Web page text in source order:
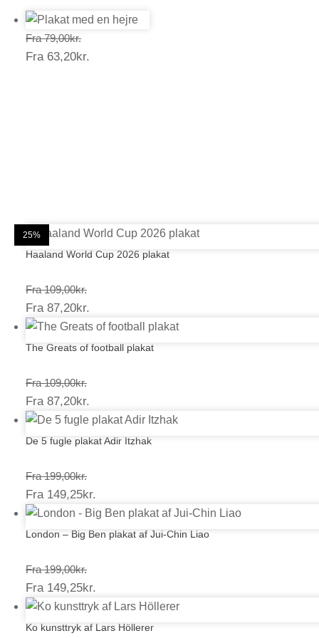
Fra 79,00kr.Prisinterval:
79,00kr.
Fra 63,20kr.
20%
Haaland World Cup 2026 plakat
Fra 109,00kr.Prisinterval:
109,00kr.
Fra 87,20kr.
87,20kr.
20%
The Greats of football plakat
Fra 109,00kr.Prisinterval:
109,00kr.
Fra 87,20kr.
87,20kr.
25%
De 5 fugle plakat Adir Itzhak
Fra 199,00kr.Prisinterval:
199,00kr.
Fra 149,25kr.
149,25kr.
25%
London – Big Ben plakat af Jui-Chin Liao
Fra 199,00kr.Prisinterval:
199,00kr.
Fra 149,25kr.
149,25kr.
25%
Ko kunsttryk af Lars Höllerer
25%
25%
25%
20%
25%
25%
25%